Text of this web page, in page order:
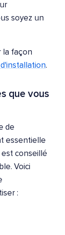
soyez un
la façon
.
que vous
de
essentielle
conseillé
Voici
: